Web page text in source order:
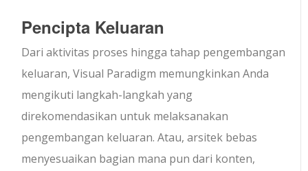
Pencipta Keluaran
Dari aktivitas proses hingga tahap pengembangan
keluaran, Visual Paradigm memungkinkan Anda
mengikuti langkah-langkah yang
direkomendasikan untuk melaksanakan
pengembangan keluaran. Atau, arsitek bebas
menyesuaikan bagian mana pun dari konten,